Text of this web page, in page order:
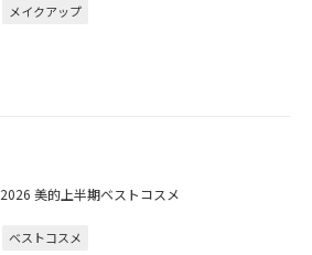
メイクアップ
2026 美的上半期ベストコスメ
ベストコスメ